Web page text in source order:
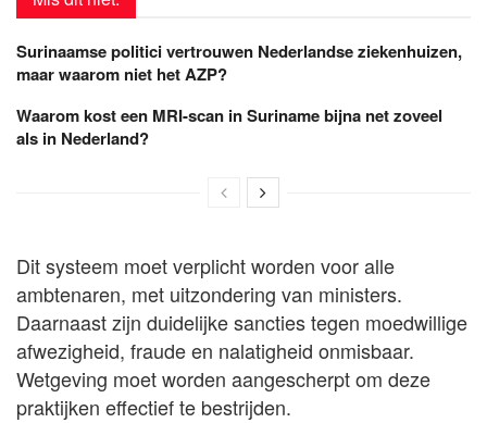
Surinaamse politici vertrouwen Nederlandse ziekenhuizen,
maar waarom niet het AZP?
Waarom kost een MRI-scan in Suriname bijna net zoveel
als in Nederland?
Dit systeem moet verplicht worden voor alle
ambtenaren, met uitzondering van ministers.
Daarnaast zijn duidelijke sancties tegen moedwillige
afwezigheid, fraude en nalatigheid onmisbaar.
Wetgeving moet worden aangescherpt om deze
praktijken effectief te bestrijden.